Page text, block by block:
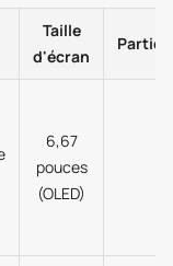
Taille
d'écran
6,67
pouces
(OLED)